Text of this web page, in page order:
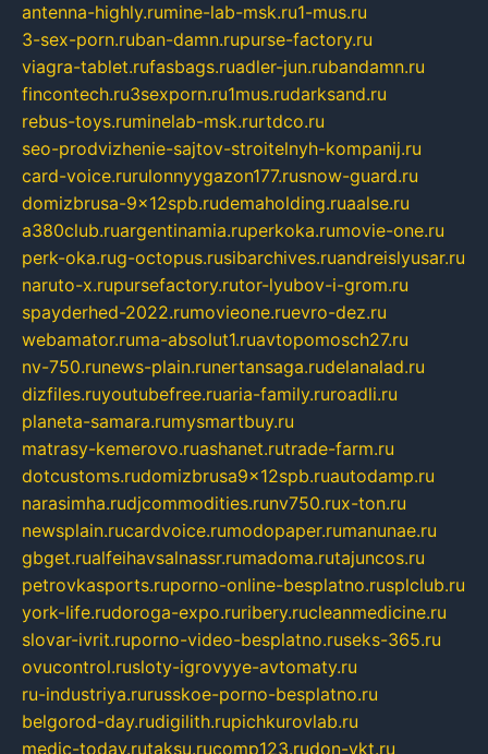
antenna-highly.rumine-lab-msk.ru1-mus.ru
3-sex-porn.ruban-damn.rupurse-factory.ru
viagra-tablet.rufasbags.ruadler-jun.rubandamn.ru
fincontech.ru3sexporn.ru1mus.rudarksand.ru
rebus-toys.ruminelab-msk.rurtdco.ru
seo-prodvizhenie-sajtov-stroitelnyh-kompanij.ru
card-voice.rurulonnyygazon177.rusnow-guard.ru
domizbrusa-9x12spb.rudemaholding.ruaalse.ru
a380club.ruargentinamia.ruperkoka.rumovie-one.ru
perk-oka.rug-octopus.rusibarchives.ruandreislyusar.ru
naruto-x.rupursefactory.rutor-lyubov-i-grom.ru
spayderhed-2022.rumovieone.ruevro-dez.ru
webamator.ruma-absolut1.ruavtopomosch27.ru
nv-750.runews-plain.runertansaga.rudelanalad.ru
dizfiles.ruyoutubefree.ruaria-family.ruroadli.ru
planeta-samara.rumysmartbuy.ru
matrasy-kemerovo.ruashanet.rutrade-farm.ru
dotcustoms.rudomizbrusa9x12spb.ruautodamp.ru
narasimha.rudjcommodities.runv750.rux-ton.ru
newsplain.rucardvoice.rumodopaper.rumanunae.ru
gbget.rualfeihavsalnassr.rumadoma.rutajuncos.ru
petrovkasports.ruporno-online-besplatno.rusplclub.ru
york-life.rudoroga-expo.ruribery.rucleanmedicine.ru
slovar-ivrit.ruporno-video-besplatno.ruseks-365.ru
ovucontrol.rusloty-igrovyye-avtomaty.ru
ru-industriya.rurusskoe-porno-besplatno.ru
belgorod-day.rudigilith.rupichkurovlab.ru
medic-today.rutaksu.rucomp123.rudon-ykt.ru